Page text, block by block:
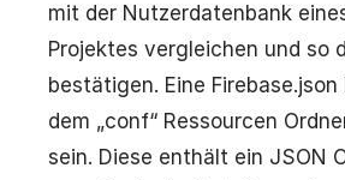
mit der Nutzerdatenbank
Projektes vergleichen und so
bestätigen. Eine
dem „conf“ Ressourcen
sein. Diese enthält ein JSON